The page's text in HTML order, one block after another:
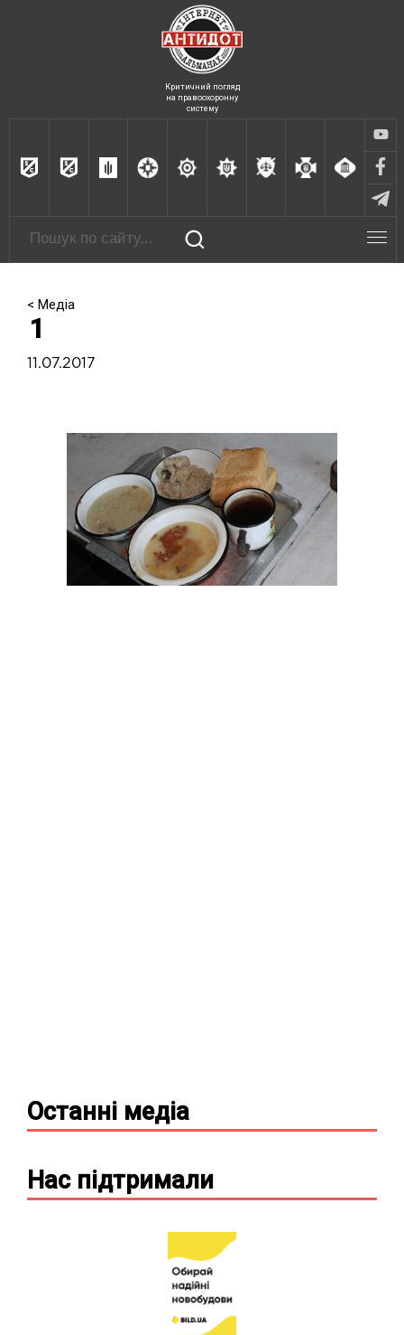
Критичний погляд
на правоохоронну
систему
< Медіа
1
11.07.2017
Останні медіа
Нас підтримали